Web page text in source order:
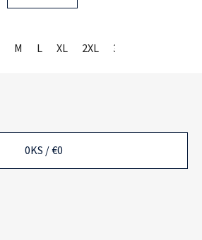
M L XL 2XL 3XL
0KS /€0